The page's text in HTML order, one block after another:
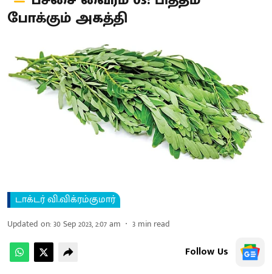
போக்கும் அகத்தி
டாக்டர் வி.விக்ரம்குமார்
Updated on:30 Sep 2023, 2:07 am 3 min read
Follow Us